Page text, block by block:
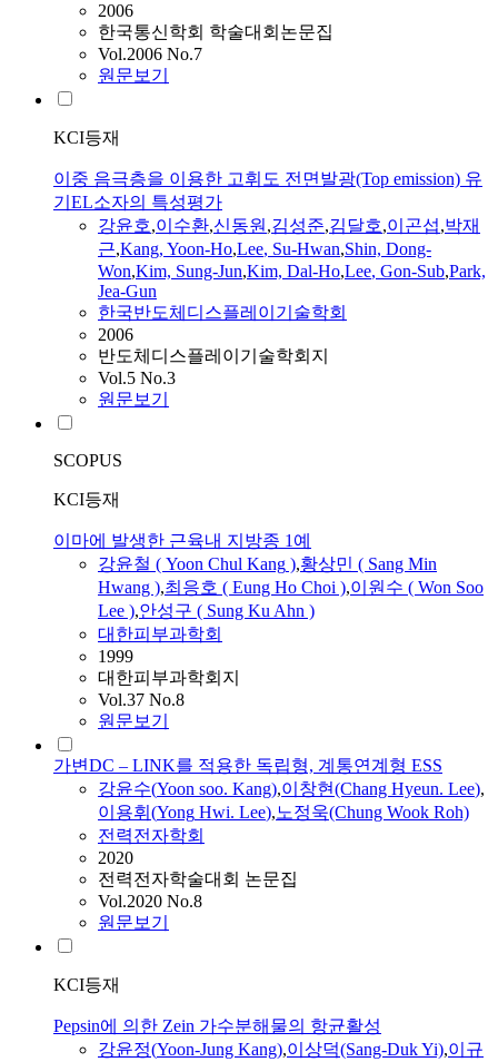
2006
한국통신학회 학술대회논문집
Vol.2006 No.7
원문보기
KCI등재
이중 음극층을 이용한 고휘도 전면발광(Top emission) 유
기EL소자의 특성평가
강윤호,이수환,신동원,김성준,김달호,이곤섭,박재
근,Kang, Yoon-Ho,Lee, Su-Hwan,Shin, Dong-
Won,Kim, Sung-Jun,Kim, Dal-Ho,Lee, Gon-Sub,Park,
Jea-Gun
한국반도체디스플레이기술학회
2006
반도체디스플레이기술학회지
Vol.5 No.3
원문보기
SCOPUS
KCI등재
이마에 발생한 근육내 지방종 1예
강윤철 ( Yoon Chul Kang ),황상민 ( Sang Min
Hwang ),최응호 ( Eung Ho Choi ),이원수 ( Won Soo
Lee ),안성구 ( Sung Ku Ahn )
대한피부과학회
1999
대한피부과학회지
Vol.37 No.8
원문보기
가변DC – LINK를 적용한 독립형, 계통연계형 ESS
강윤수(Yoon soo. Kang),이창현(Chang Hyeun. Lee),
이용휘(Yong Hwi. Lee),노정욱(Chung Wook Roh)
전력전자학회
2020
전력전자학술대회 논문집
Vol.2020 No.8
원문보기
KCI등재
Pepsin에 의한 Zein 가수분해물의 항균활성
강윤정(Yoon-Jung Kang),이상덕(Sang-Duk Yi),이규